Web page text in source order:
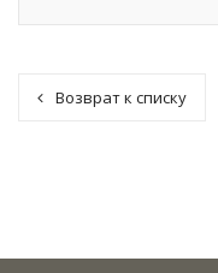
Возврат к списку